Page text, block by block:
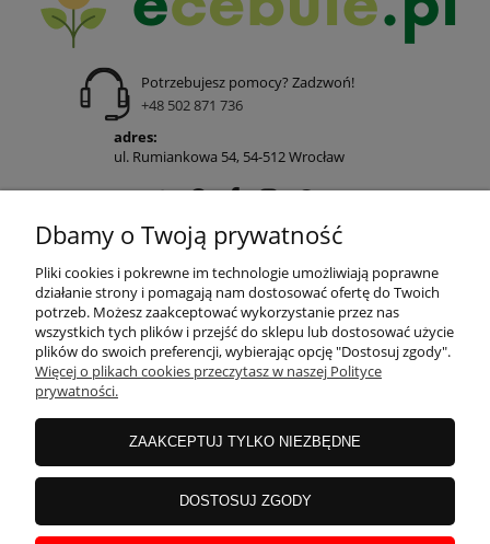
Potrzebujesz pomocy? Zadzwoń!
+48 502 871 736
adres:
ul. Rumiankowa 54, 54-512 Wrocław
POMOC
MOJE KONTO
PŁATNOŚCI I DOSTAWA
INFORMACJE
Dbamy o Twoją prywatność
Pliki cookies i pokrewne im technologie umożliwiają poprawne
działanie strony i pomagają nam dostosować ofertę do Twoich
potrzeb. Możesz zaakceptować wykorzystanie przez nas
wszystkich tych plików i przejść do sklepu lub dostosować użycie
plików do swoich preferencji, wybierając opcję "Dostosuj zgody".
Więcej o plikach cookies przeczytasz w naszej Polityce
prywatności.
ZAAKCEPTUJ TYLKO NIEZBĘDNE
DOSTOSUJ ZGODY